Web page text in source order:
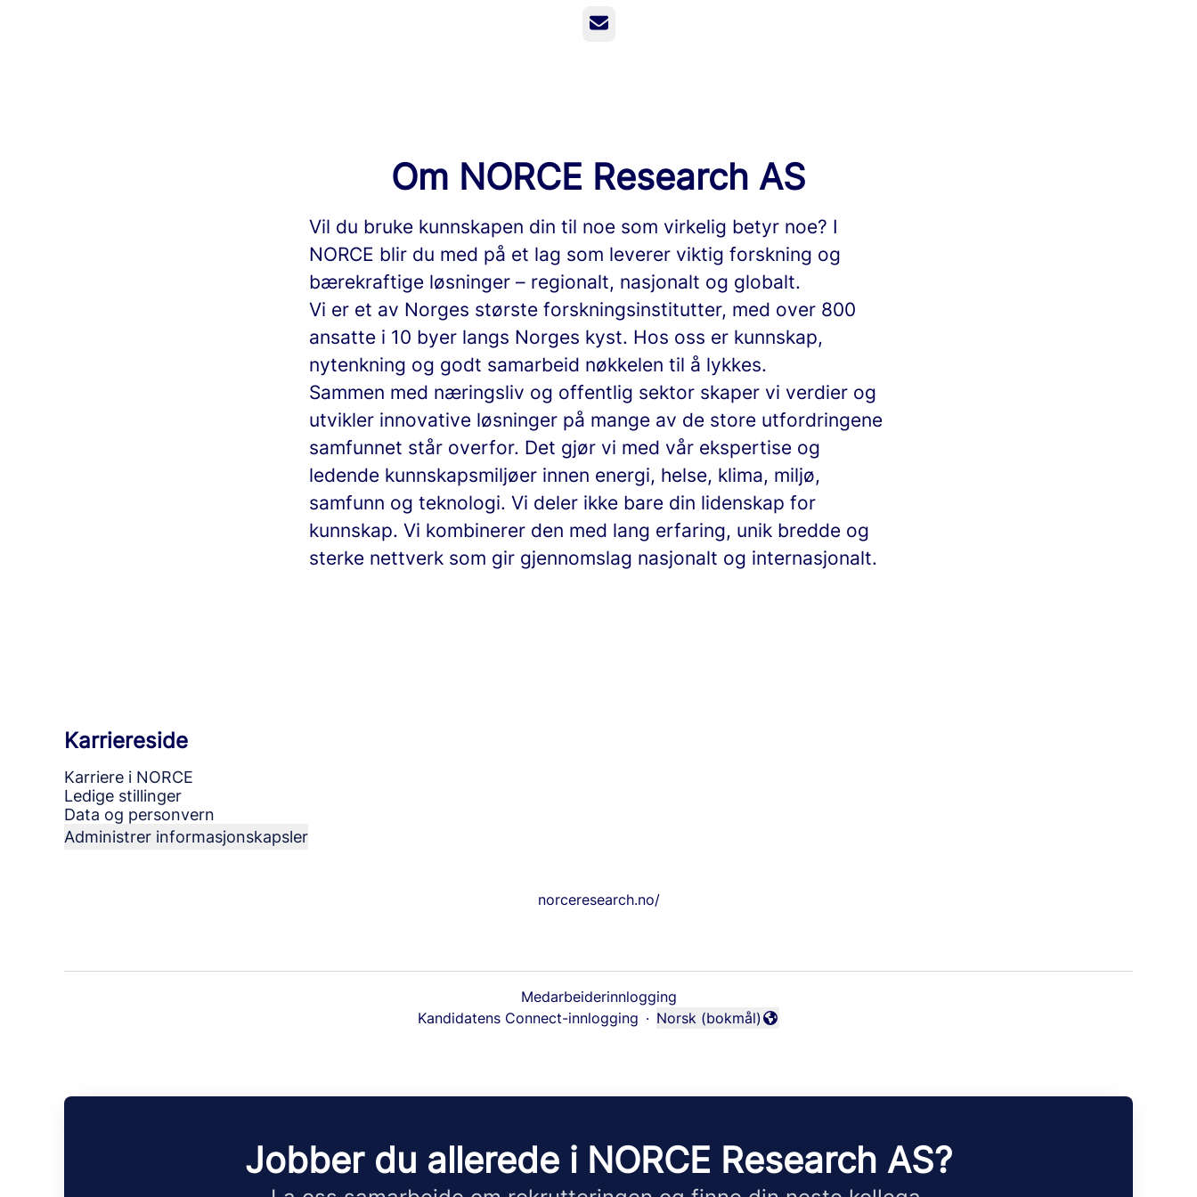
E-post
Om NORCE Research AS
Vil du bruke kunnskapen din til noe som virkelig betyr noe? I
NORCE blir du med på et lag som leverer viktig forskning og
bærekraftige løsninger – regionalt, nasjonalt og globalt.
Vi er et av Norges største forskningsinstitutter, med over 800
ansatte i 10 byer langs Norges kyst. Hos oss er kunnskap,
nytenkning og godt samarbeid nøkkelen til å lykkes.
Sammen med næringsliv og offentlig sektor skaper vi verdier og
utvikler innovative løsninger på mange av de store utfordringene
samfunnet står overfor. Det gjør vi med vår ekspertise og
ledende kunnskapsmiljøer innen energi, helse, klima, miljø,
samfunn og teknologi. Vi deler ikke bare din lidenskap for
kunnskap. Vi kombinerer den med lang erfaring, unik bredde og
sterke nettverk som gir gjennomslag nasjonalt og internasjonalt.
Karriereside
Karriere i NORCE
Ledige stillinger
Data og personvern
Administrer informasjonskapsler
norceresearch.no/
Medarbeiderinnlogging
Kandidatens Connect-innlogging ·
Endre språk
Norsk (bokmål)
Jobber du allerede i NORCE Research AS?